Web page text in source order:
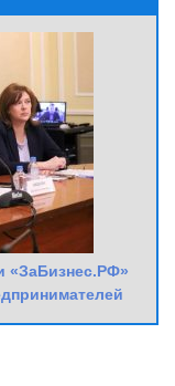
«ЗаБизнес.РФ»